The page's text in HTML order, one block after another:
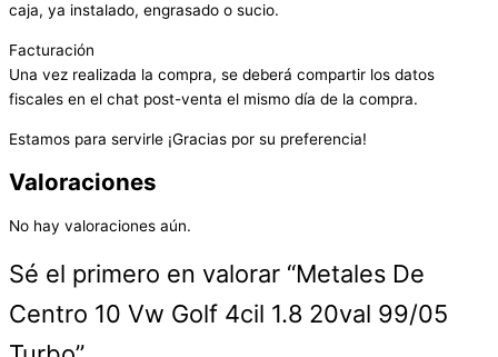
caja, ya instalado, engrasado o sucio.
Facturación
Una vez realizada la compra, se deberá compartir los datos
fiscales en el chat post-venta el mismo día de la compra.
Estamos para servirle ¡Gracias por su preferencia!
Valoraciones
No hay valoraciones aún.
Sé el primero en valorar “Metales De
Centro 10 Vw Golf 4cil 1.8 20val 99/05